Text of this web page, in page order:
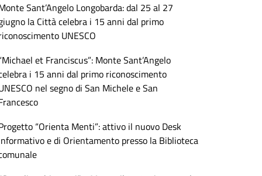
Sant’Angelo Longobarda: dal 25 al 27
la Città celebra i 15 anni dal primo
UNESCO
et Franciscus”: Monte Sant’Angelo
i 15 anni dal primo riconoscimento
nel segno di San Michele e San
“Orienta Menti”: attivo il nuovo Desk
e di Orientamento presso la Biblioteca